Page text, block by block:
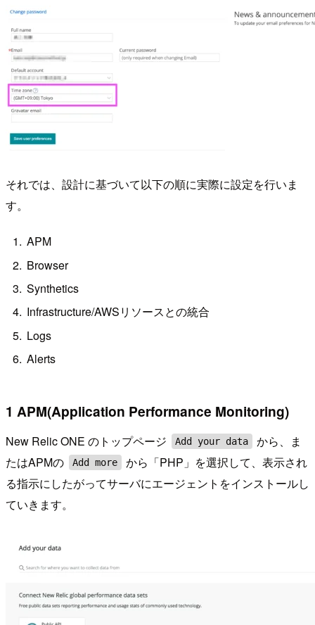
それでは、設計に基づいて以下の順に実際に設定を行いま
す。
APM
Browser
Synthetics
Infrastructure/AWSリソースとの統合
Logs
Alerts
1 APM(Application Performance Monitoring)
New Relic ONE のトップページ Add your data
から、ま
たはAPMの
Add more
から「PHP」を選択して、表示され
る指示にしたがってサーバにエージェントをインストールし
ていきます。